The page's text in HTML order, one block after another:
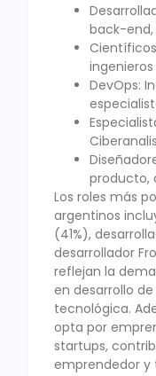
back-
DevOps:
producto,
Los roles más
argentinos
(41%),
desarrollador
reflejan la
en desarrollo
tecnológica.
opta por
startups,
emprendedor y